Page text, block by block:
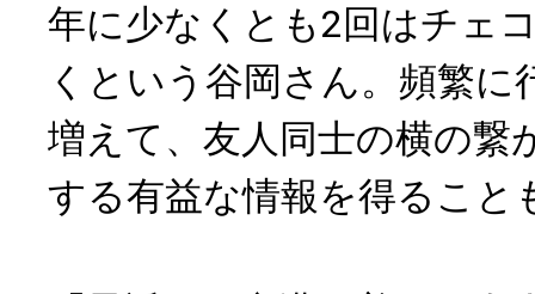
年に少なくとも2回はチェ
くという谷岡さん。頻繁に
増えて、友人同士の横の繋
する有益な情報を得ること